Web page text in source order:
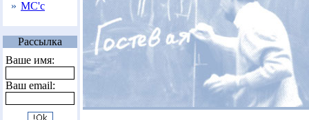
» МС'с
Рассылка
Ваше имя:
Ваш email: